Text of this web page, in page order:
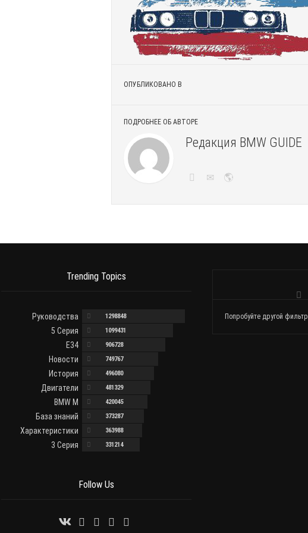
ОПУБЛИКОВАНО В
ПОДРОБНЕЕ ОБ АВТОРЕ
Редакция BMW GUIDE
Trending Topics
Руководства 1298848
5 Серия 1099431
E34 906728
Новости 749767
История 496080
Двигатели 481329
BMW M 420045
База знаний 373287
Характеристики 363988
3 Серия 331214
Follow Us
Попробуйте другой фильтр